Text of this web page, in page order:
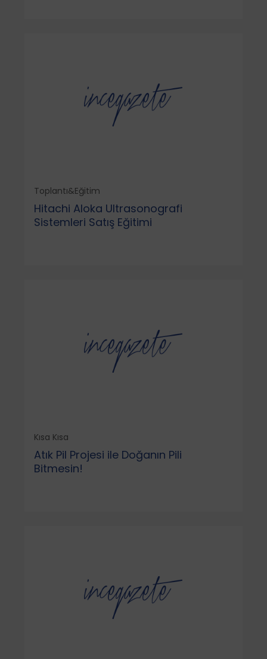
Toplantı&Eğitim
Hitachi Aloka Ultrasonografi
Sistemleri Satış Eğitimi
Kısa Kısa
Atık Pil Projesi ile Doğanın Pili
Bitmesin!